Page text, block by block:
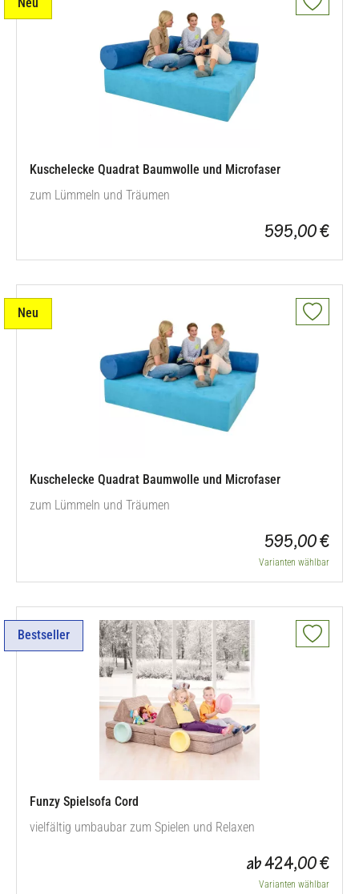
Neu
Kuschelecke Quadrat Baumwolle und Microfaser
zum Lümmeln und Träumen
595,00 €
Neu
Kuschelecke Quadrat Baumwolle und Microfaser
zum Lümmeln und Träumen
595,00 €
Varianten wählbar
Bestseller
Funzy Spielsofa Cord
vielfältig umbaubar zum Spielen und Relaxen
ab 424,00 €
Varianten wählbar